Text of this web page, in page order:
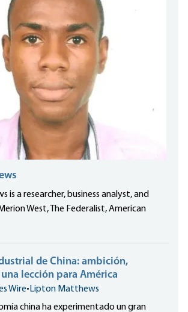
is a researcher, business analyst, and
West, The Federalist, American
de China: ambición,
lección para América
Wire• Lipton Matthews
china ha experimentado un gran